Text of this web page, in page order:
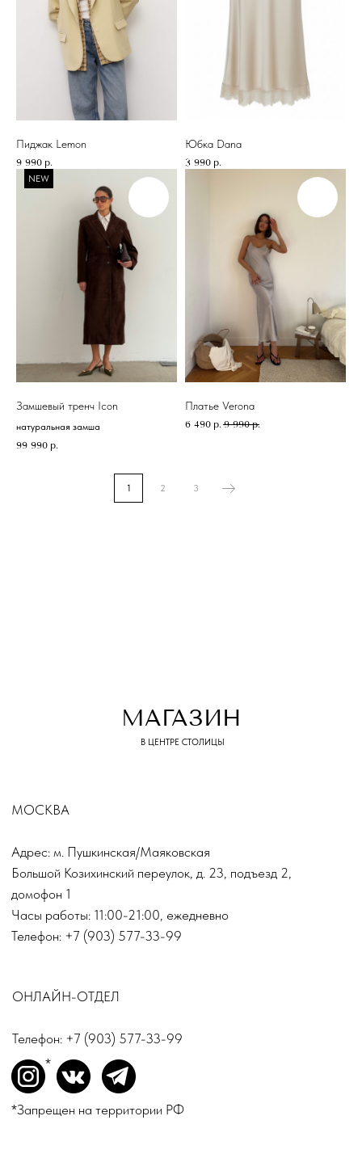
Пиджак Lemon
9 990 р.
Юбка Dana
3 990 р.
NEW
Замшевый тренч Icon
натуральная замша
99 990 р.
Платье Verona
6 490 р. 9 990 р.
1 2 3
Консультации
© TOP.INN Магазин
женской одежды 2018-2026
Реквизиты регистрации ИП
Рогатина Инна Сергеевна
504508896959
ВКОНТАКТЕ
INFO@TOPINN.SHOP
Оплата Долями
Оплата Яндекс Сплит
Вакансии
*Запрещен на территории РФ
ПОДПИСАТЬСЯ НА РАССЫЛКУ
ПОДПИСАТЬСЯ